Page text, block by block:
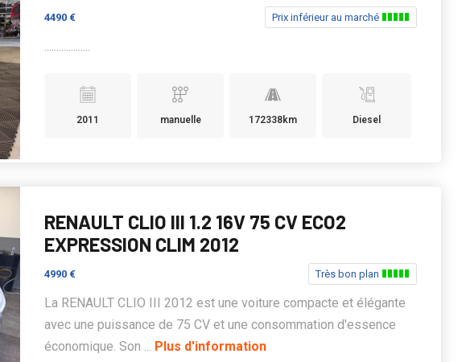
4490 € Prix inférieur au marché
...................
2011 manuelle 172338km Diesel
RENAULT CLIO III 1.2 16V 75 CV ECO2
EXPRESSION CLIM 2012
4990 € Très bon plan
La RENAULT CLIO III 2012 est une voiture compacte et élégante
avec une puissance de 75 CV et une consommation d'essence
économique. Son ... Plus d'information